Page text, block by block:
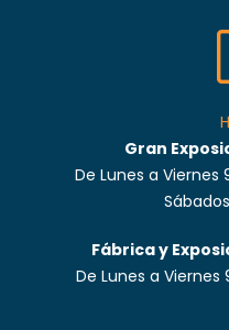
Gran
De Lunes a Viernes
Fábrica y
De Lunes a Viernes